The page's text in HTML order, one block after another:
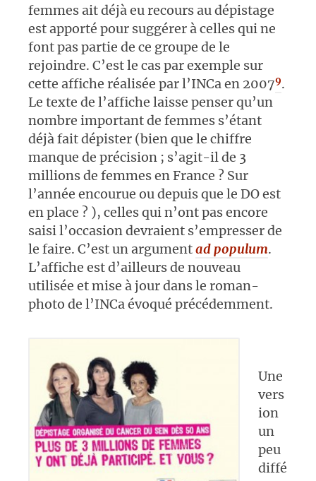
femmes ait déjà eu recours au dépistage
est apporté pour suggérer à celles qui ne
font pas partie de ce groupe de le
rejoindre. C’est le cas par exemple sur
cette affiche réalisée par l’INCa en 20079.
Le texte de l’affiche laisse penser qu’un
nombre important de femmes s’étant
déjà fait dépister (bien que le chiffre
manque de précision ; s’agit-il de 3
millions de femmes en France ? Sur
l’année encourue ou depuis que le DO est
en place ? ), celles qui n’ont pas encore
saisi l’occasion devraient s’empresser de
le faire. C’est un argumentad populum.
L’affiche est d’ailleurs de nouveau
utilisée et mise à jour dans le roman-
photo de l’INCa évoqué précédemment.
Une
vers
ion
un
peu
diffé